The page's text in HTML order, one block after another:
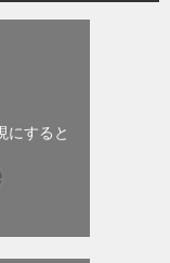
にすると